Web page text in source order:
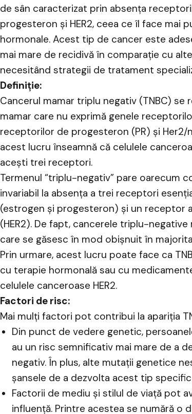
de sân caracterizat prin absența
progesteron și HER2, ceea ce îl face mai
hormonale. Acest tip de cancer este
mai mare de recidivă în comparație cu
necesitând strategii de tratament
Definiție:
Cancerul mamar triplu negativ (TNBC) se
mamar care nu exprimă genele
receptorilor de progesteron (PR) și Her2/
acest lucru înseamnă că celulele
acești trei receptori.
Termenul “triplu-negativ” pare oarecum
invariabil la absența a trei receptori
(estrogen și progesteron) și un receptor
(HER2). De fapt, cancerele triplu-
care se găsesc în mod obișnuit în
Prin urmare, acest lucru poate face ca
cu terapie hormonală sau cu
celulele canceroase HER2.
Factori de risc:
Mai mulți factori pot contribui la apariția
Din punct de vedere genetic,
au un risc semnificativ mai mare de a
negativ. În plus, alte mutații genetice
șansele de a dezvolta acest tip
Factorii de mediu și stilul de viață pot
influență. Printre acestea se numără o